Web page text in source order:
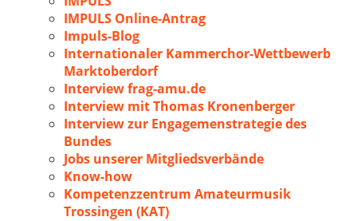
IMPULS Online-Antrag
Impuls-Blog
Internationaler Kammerchor-Wettbewerb
Marktoberdorf
Interview frag-amu.de
Interview mit Thomas Kronenberger
Interview zur Engagemenstrategie des
Bundes
Jobs unserer Mitgliedsverbände
Know-how
Kompetenzzentrum Amateurmusik
Trossingen (KAT)